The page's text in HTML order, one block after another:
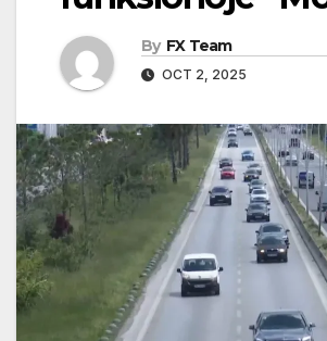
By FX Team
OCT 2, 2025